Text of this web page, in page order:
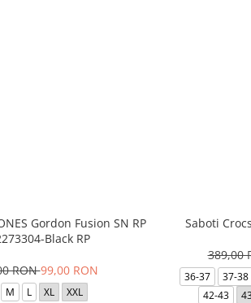
Gordon Fusion SN RP
Black RP
RON99,00 RON
M L XL XXL
Saboti
389,00
36-37 37-38
42-43